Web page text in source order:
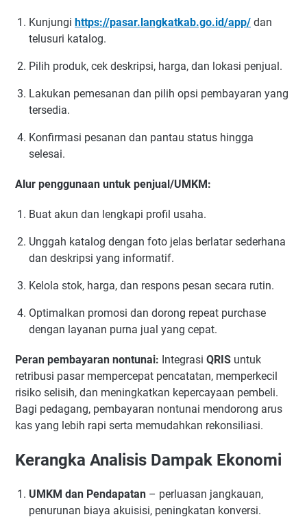
Kunjungi https://pasar.langkatkab.go.id/app/ dan
telusuri katalog.
Pilih produk, cek deskripsi, harga, dan lokasi penjual.
Lakukan pemesanan dan pilih opsi pembayaran yang
tersedia.
Konfirmasi pesanan dan pantau status hingga
selesai.
Alur penggunaan untuk penjual/UMKM:
Buat akun dan lengkapi profil usaha.
Unggah katalog dengan foto jelas berlatar sederhana
dan deskripsi yang informatif.
Kelola stok, harga, dan respons pesan secara rutin.
Optimalkan promosi dan dorong repeat purchase
dengan layanan purna jual yang cepat.
Peran pembayaran nontunai: Integrasi QRIS untuk
retribusi pasar mempercepat pencatatan, memperkecil
risiko selisih, dan meningkatkan kepercayaan pembeli.
Bagi pedagang, pembayaran nontunai mendorong arus
kas yang lebih rapi serta memudahkan rekonsiliasi.
Kerangka Analisis Dampak Ekonomi
UMKM dan Pendapatan – perluasan jangkauan,
penurunan biaya akuisisi, peningkatan konversi.